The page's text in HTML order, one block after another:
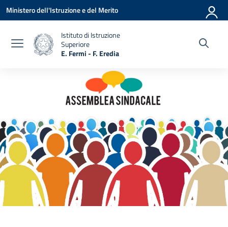
Vai ai contenuti
Vai al menu di navigazione
Vai al footer
Ministero dell'Istruzione e del Merito
Istituto di Istruzione
Superiore
E. Fermi - F. Eredia